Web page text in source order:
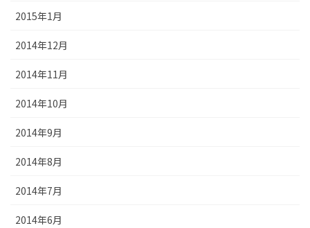
2015年1月
2014年12月
2014年11月
2014年10月
2014年9月
2014年8月
2014年7月
2014年6月